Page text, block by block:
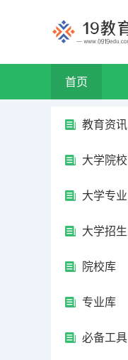
首页
教育资讯
大学院校
大学专业
大学招生
院校库
专业库
必备工具